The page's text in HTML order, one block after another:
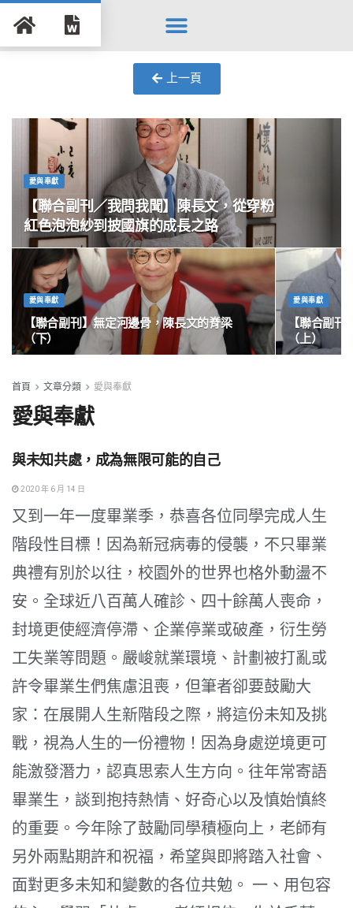
上一頁
愛與奉獻
【聯合副刊／我問我聞】陳長文，從穿粉
紅色泡泡紗到披國旗的成長之路
愛與奉獻
【聯合副刊】無定河邊骨，陳長文的脊梁
（下）
愛與奉獻
【聯合副
（上）
首頁 文章分類 愛與奉獻
愛與奉獻
與未知共處，成為無限可能的自己
2020 年 6 月 14 日
又到一年一度畢業季，恭喜各位同學完成人生
階段性目標！因為新冠病毒的侵襲，不只畢業
典禮有別於以往，校園外的世界也格外動盪不
安。全球近八百萬人確診、四十餘萬人喪命，
封境更使經濟停滯、企業停業或破產，衍生勞
工失業等問題。嚴峻就業環境、計劃被打亂或
許令畢業生們焦慮沮喪，但筆者卻要鼓勵大
家：在展開人生新階段之際，將這份未知及挑
戰，視為人生的一份禮物！因為身處逆境更可
能激發潛力，認真思索人生方向。往年常寄語
畢業生，談到抱持熱情、好奇心以及慎始慎終
的重要。今年除了鼓勵同學積極向上，老師有
另外兩點期許和祝福，希望與即將踏入社會、
面對更多未知和變數的各位共勉。 一、用包容